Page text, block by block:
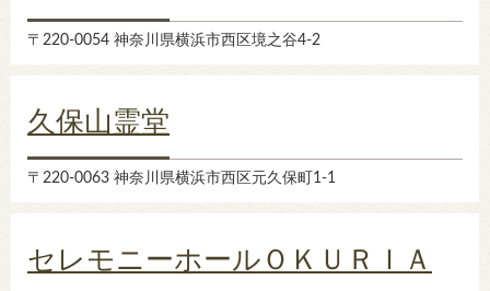
〒220-0054 神奈川県横浜市西区境之谷4-2
久保山霊堂
〒220-0063 神奈川県横浜市西区元久保町1-1
セレモニーホールＯＫＵＲＩＡ